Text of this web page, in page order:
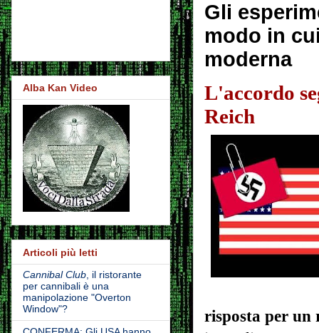
Gli
modo in
moderna
L'accordo
Reich
risposta per un
Alba Kan Video
Articoli più letti
Cannibal Club , il ristorante
per cannibali è una
manipolazione "Overton
Window"?